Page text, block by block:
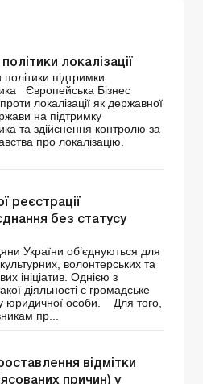
локалізації
підтримки
Європейська Бізнес
локалізації як державної
на підтримку
та здійснення контролю за
про локалізацію.
реєстрації
без статусу
України об’єднуються для
волонтерських та
ініціатив. Однією з
діяльності є громадське
юридичної особи. Для того,
пр...
відмітки
причин) у